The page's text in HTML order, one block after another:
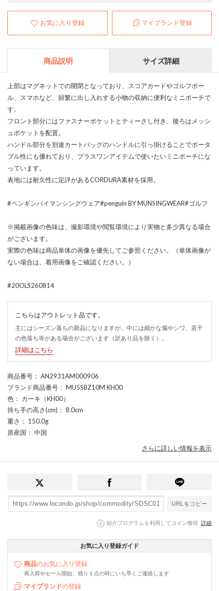
お気に入り登録 マイブランド登録
商品説明 サイズ詳細
上部はマグネットでの開閉となっており、スコアカードやゴルフボー
ル、スマホなど、頻繁に出し入れする小物の収納に便利なミニポーチで
す。
フロント部分にはファスナーポケットとティーさし付き、後ろはメッシ
ュポケットを配置。
ハンドル部分を別途カートバッグのハンドルに引っ掛けることでポータ
ブル性にも優れており、プラスワンアイテムで使いたいミニポーチにな
っています。
表地には耐久性に定評があるCORDURA素材を採用。
#ペンギンバイマンシングウェア#penguin BY MUNSINGWEAR#ゴルフ
※掲載画像の色味は、撮影環境や閲覧環境により実物と多少異なる場合
がございます。
実際の色味は商品単体の画像を優先してご参照ください。（単体画像が
ない場合は、着用画像をご確認ください。）
#20OLS260814
こちらはアウトレット品です。
主にはシーズン落ちの新品になりますが、中には細かな傷やシワ、若干
の色落ち等がある場合がございます（訳あり品を除く）。
詳細はこちら
商品番号 ： AN2931AM000906
ブランド商品番号 ： MU5SBZ10M KH00
色 ： カーキ（KH00）
持ち手の高さ(cm) ： 8.0cm
重さ ： 150.0g
原産国 ： 中国
さらに詳しい情報を表示
URLをコピー
紹介プログラムを利用してコイン獲得 詳細
お気に入り登録ガイド
商品のお気に入り登録
再入荷やセール開始、残り１点の時にいち早くご連絡します
マイブランドの登録